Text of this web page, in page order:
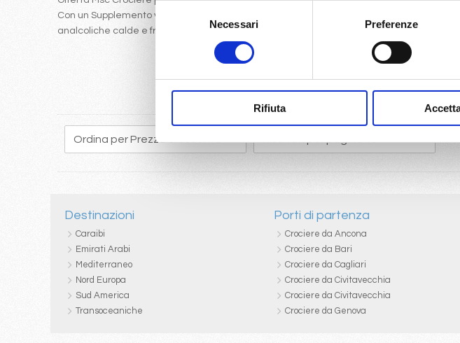
Selezione
Necessari Preferenze
Rifiuta
Con un Supplemento veramente ridotto rispetto al listino originario potrete usufruire
analcoliche calde e fredde
Destinazioni
Caraibi
Emirati Arabi
Mediterraneo
Nord Europa
Sud America
Transoceaniche
Porti di partenza
Crociere da Ancona
Crociere da Bari
Crociere da Cagliari
Crociere da Civitavecchia
Crociere da Civitavecchia
Crociere da Genova